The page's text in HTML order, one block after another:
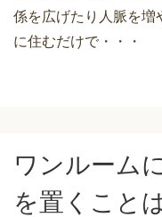
係を広げたり人脈を増
に住むだけで・・・
ワンルーム
を置くこと